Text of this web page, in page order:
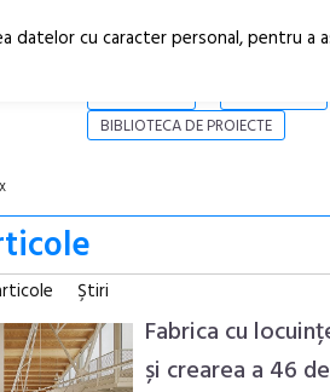
BIBLIOTECA DE PROIECTE
Ştiri
Fabrica cu
și crearea a 46
datelor cu caracter personal, pentru